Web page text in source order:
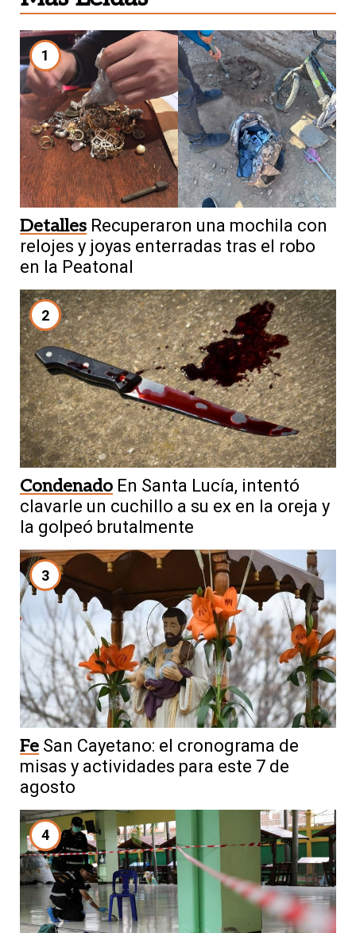
1
Detalles Recuperaron una mochila con
relojes y joyas enterradas tras el robo
en la Peatonal
2
Condenado En Santa Lucía, intentó
clavarle un cuchillo a su ex en la oreja y
la golpeó brutalmente
3
Fe San Cayetano: el cronograma de
misas y actividades para este 7 de
agosto
4